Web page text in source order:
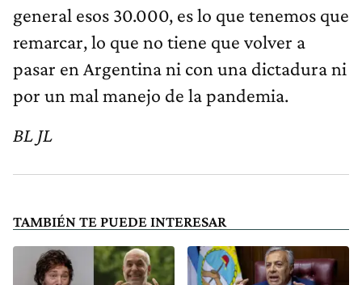
general esos 30.000, es lo que tenemos que
remarcar, lo que no tiene que volver a
pasar en Argentina ni con una dictadura ni
por un mal manejo de la pandemia.
BL JL
TAMBIÉN TE PUEDE INTERESAR